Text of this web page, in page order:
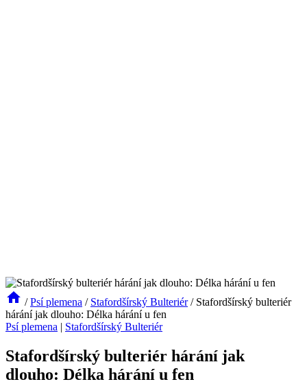
/ Psí plemena / Stafordšírský Bulteriér / Stafordšírský bulteriér
hárání jak dlouho: Délka hárání u fen
Psí plemena | Stafordšírský Bulteriér
Stafordšírský bulteriér hárání jak
dlouho: Délka hárání u fen